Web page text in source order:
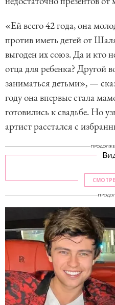
«Ей всего 42 года, она
против иметь детей от
выгоден их союз. Да и кто
отца для ребенка? Другой
заниматься детьми», —
году она впервые стала
готовились к свадьбе. Но
артист расстался с